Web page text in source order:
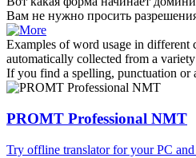
Вам не нужно просить
Examples of word usage in different
automatically collected from a
If you find a spelling, punctuation or
PROMT Professional NMT
Try offline translator for your PC